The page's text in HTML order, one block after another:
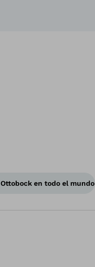
Ottobock en todo el mundo